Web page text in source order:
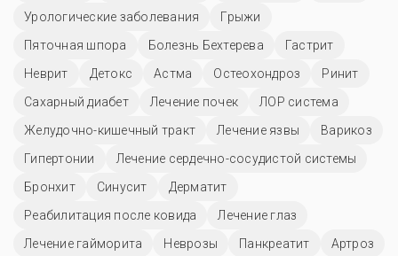
Урологические заболевания
Грыжи
Пяточная шпора
Болезнь Бехтерева
Гастрит
Неврит
Детокс Астма Остеохондроз
Ринит
Сахарный диабет
Лечение почек
ЛОР система
Желудочно-кишечный тракт
Лечение язвы
Варикоз
Гипертонии
Лечение сердечно-сосудистой системы
Бронхит
Синусит
Дерматит
Реабилитация после ковида
Лечение глаз
Лечение гайморита
Неврозы Панкреатит
Артроз